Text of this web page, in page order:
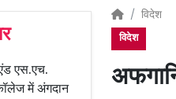
एस.एच.
में अंगदान
विदेश
विदेश